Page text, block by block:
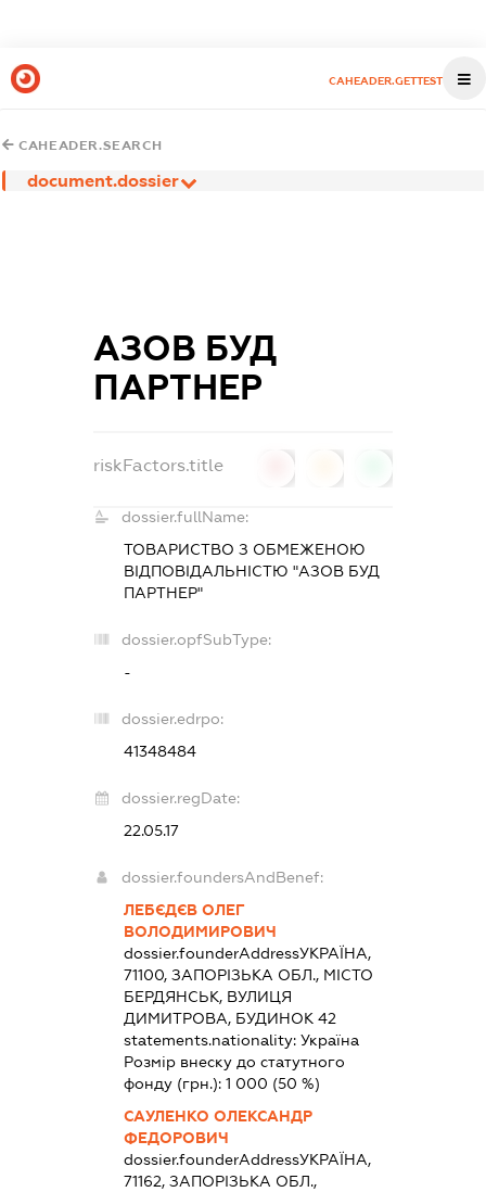
CAHEADER.GETTEST
CAHEADER.SEARCH
document.dossier
АЗОВ БУД
ПАРТНЕР
riskFactors.title
dossier.fullName:
ТОВАРИСТВО З ОБМЕЖЕНОЮ
ВІДПОВІДАЛЬНІСТЮ "АЗОВ БУД
ПАРТНЕР"
dossier.opfSubType:
-
dossier.edrpo:
41348484
dossier.regDate:
22.05.17
dossier.foundersAndBenef:
ЛЕБЄДЄВ ОЛЕГ
ВОЛОДИМИРОВИЧ
dossier.founderAddressУКРАЇНА,
71100, ЗАПОРІЗЬКА ОБЛ., МІСТО
БЕРДЯНСЬК, ВУЛИЦЯ
ДИМИТРОВА, БУДИНОК 42
statements.nationality: Україна
Розмір внеску до статутного
фонду (грн.): 1 000 (50 %)
САУЛЕНКО ОЛЕКСАНДР
ФЕДОРОВИЧ
dossier.founderAddressУКРАЇНА,
71162, ЗАПОРІЗЬКА ОБЛ.,